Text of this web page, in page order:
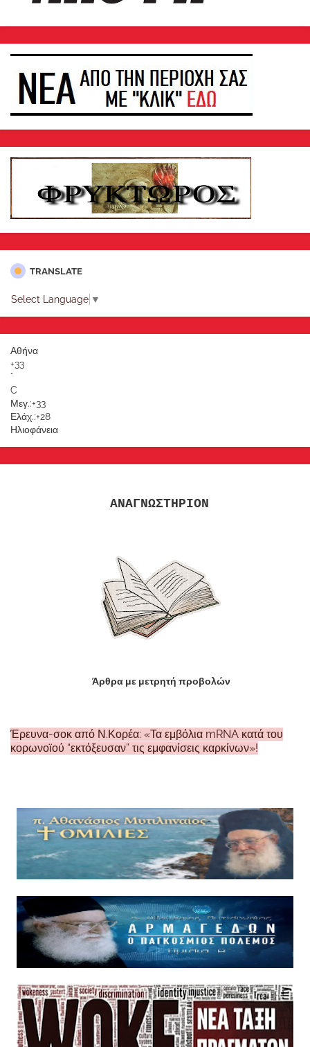
TRANSLATE
Select Language ▼
Αθήνα
+33
°
C
Μεγ.:+33
Ελάχ.:+28
Ηλιοφάνεια
ΑΝΑΓΝΩΣΤΗΡΙΟΝ
Άρθρα με μετρητή προβολών
Έρευνα-σοκ από Ν.Κορέα: «Τα εμβόλια mRNA κατά του
κορωνοϊού “εκτόξευσαν” τις εμφανίσεις καρκίνων»!